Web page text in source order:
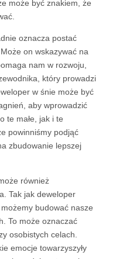
może być znakiem, że
oznacza postać
on wskazywać na
nam w rozwoju,
który prowadzi
w śnie może być
aby wprowadzić
te małe, jak i te
powinniśmy podjąć
zbudowanie lepszej
również
Tak jak deweloper
budować nasze
To może oznaczać
osobistych celach.
emocje towarzyszyły